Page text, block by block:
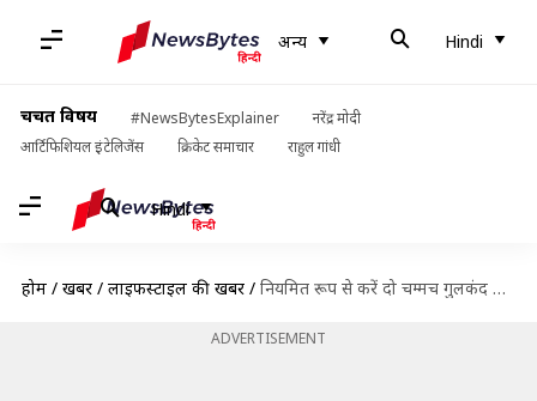
अन्य Hindi
चर्चित विषय #NewsBytesExplainer
नरेंद्र मोदी
आर्टिफिशियल इंटेलिजेंस
क्रिकेट समाचार राहुल गांधी
Hindi
होम / खबरें / लाइफस्टाइल की खबरें / नियमित रूप से करें दो चम्मच गुलकंद का सेवन, होंगे बेमिसाल फायदे
ADVERTISEMENT